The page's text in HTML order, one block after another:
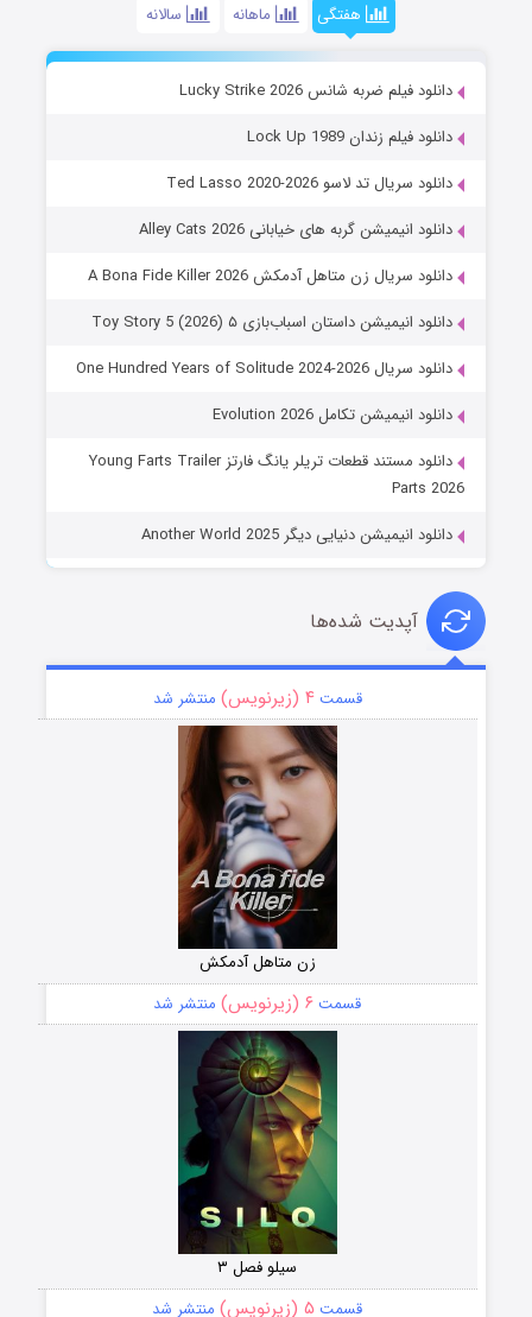
هفتگی ماهانه سالانه
دانلود فیلم ضربه شانس Lucky Strike 2026
دانلود فیلم زندان Lock Up 1989
دانلود سریال تد لاسو Ted Lasso 2020-2026
دانلود انیمیشن گربه های خیابانی Alley Cats 2026
دانلود سریال زن متاهل آدمکش A Bona Fide Killer 2026
دانلود انیمیشن داستان اسباب‌بازی ۵ Toy Story 5 (2026)
دانلود سریال One Hundred Years of Solitude 2024-2026
دانلود انیمیشن تکامل Evolution 2026
دانلود مستند قطعات تریلر یانگ فارتز Young Farts Trailer
Parts 2026
دانلود انیمیشن دنیایی دیگر Another World 2025
آپدیت شده‌ها
قسمت۴ (زیرنویس) منتشر شد
زن متاهل آدمکش
قسمت ۶ (زیرنویس) منتشر شد
سیلو فصل ۳
قسمت ۵ (زیرنویس) منتشر شد